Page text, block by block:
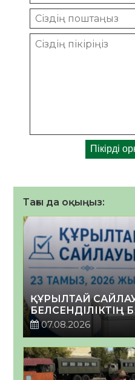
Тағы да оқыңыз:
ҚҰРЫЛТАЙ
БЕЛСЕНДІЛІКТІҢ
07.08.2026